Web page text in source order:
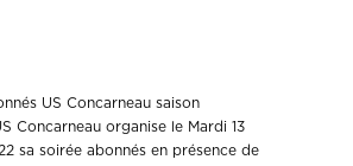
US Concarneau saison
Concarneau organise le Mardi 13
sa soirée abonnés en présence de